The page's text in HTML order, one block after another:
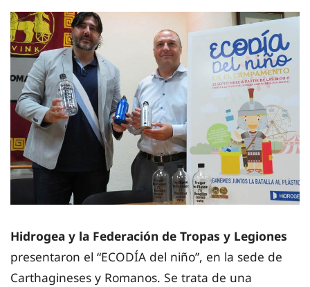
Hidrogea y la Federación de Tropas y Legiones
presentaron el “ECODÍA del niño”, en la sede de
Carthagineses y Romanos. Se trata de una